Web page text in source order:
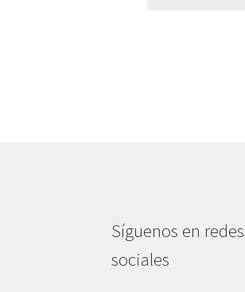
Síguenos en redes
sociales